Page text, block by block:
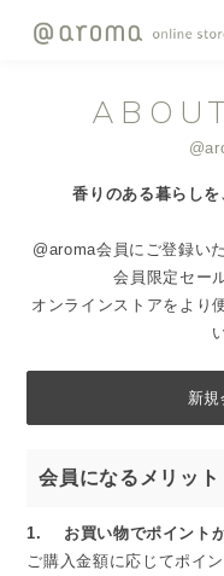
香りのある暮らしを
@aroma会員にご登録い
会員限定セー
オンラインストアをより
新
会員になるメリット
1. お買い物でポイント
ご購入金額に応じてポイ